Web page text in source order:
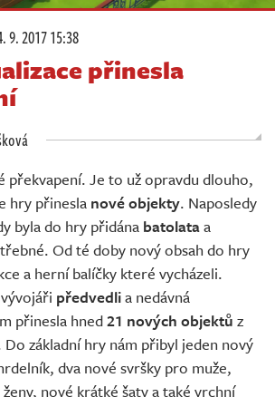
9. 2017 15:38
přinesla
překvapení. Je to už opravdu dlouho,
hry přinesla nové objekty. Naposledy
byla do hry přidána batolataa
Od té doby nový obsah do hry
a herní balíčky které vycházeli.
předvedlia nedávná
přinesla hned21 nových objektů z
základní hry nám přibyl jeden nový
dva nové svršky pro muže,
nové krátké šaty a také vrchní